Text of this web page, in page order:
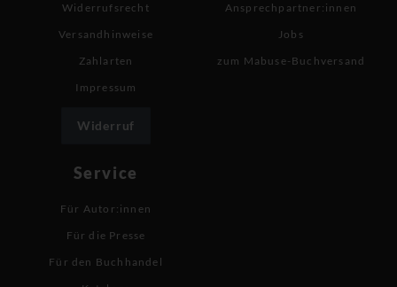
Widerrufsrecht
Versandhinweise
Zahlarten
Impressum
Widerruf
Ansprechpartner:innen
Jobs
zum Mabuse-Buchversand
Service
Für Autor:innen
Für die Presse
Für den Buchhandel